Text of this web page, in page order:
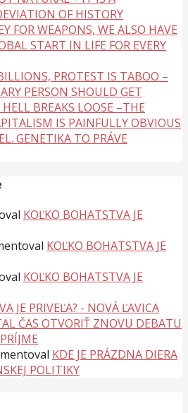
OF HISTORY
FOR WEAPONS, WE ALSO HAVE
START IN LIFE FOR EVERY
PROTEST IS TABOO –
PERSON SHOULD GET
BREAKS LOOSE –THE
IS PAINFULLY OBVIOUS
GENETIKA TO PRÁVE
KOĽKO BOHATSTVA JE
KOĽKO BOHATSTVA JE
KOĽKO BOHATSTVA JE
JE PRIVEĽA? - NOVÁ ĽAVICA
ČAS OTVORIŤ ZNOVU DEBATU
KDE JE PRÁZDNA DIERA
POLITIKY